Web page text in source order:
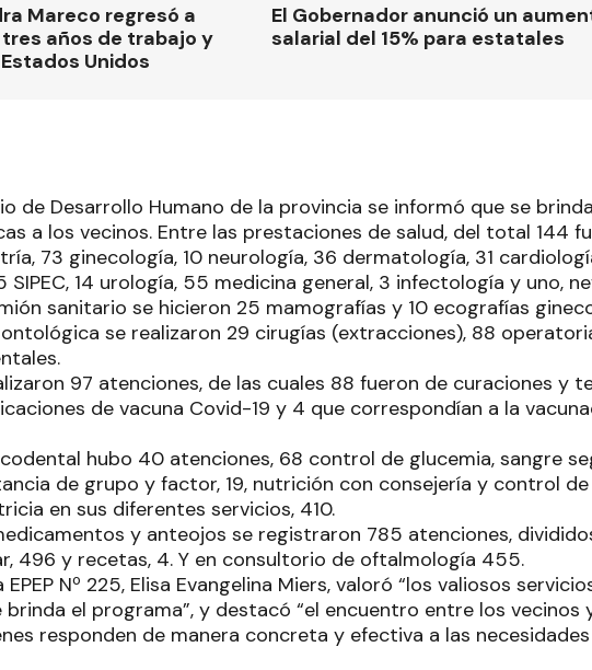
Mareco regresó a
años de trabajo y
Unidos
El Gobernador anunció un
salarial del 15% para estatales
de Desarrollo Humano de la provincia se informó que se
a los vecinos. Entre las prestaciones de salud, del total 144
73 ginecología, 10 neurología, 36 dermatología, 31
14 urología, 55 medicina general, 3 infectología y uno,
sanitario se hicieron 25 mamografías y 10 ecografías
se realizaron 29 cirugías (extracciones), 88
97 atenciones, de las cuales 88 fueron de curaciones y
de vacuna Covid-19 y 4 que correspondían a la
hubo 40 atenciones, 68 control de glucemia, sangre
de grupo y factor, 19, nutrición con consejería y control
en sus diferentes servicios, 410.
y anteojos se registraron 785 atenciones,
496 y recetas, 4. Y en consultorio de oftalmología 455.
Nº 225, Elisa Evangelina Miers, valoró “los valiosos
el programa”, y destacó “el encuentro entre los vecinos
responden de manera concreta y efectiva a las